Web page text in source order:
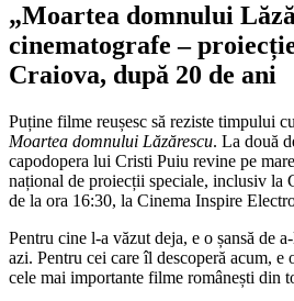
„Moartea domnului
cinematografe –
Craiova, după 20 de ani
Puține filme reușesc să reziste timpului
Moartea domnului Lăzărescu. La două
capodopera lui Cristi Puiu revine pe
național de proiecții speciale, inclusiv la
de la ora 16:30, la Cinema Inspire
Pentru cine l-a văzut deja, e o șansă de
azi. Pentru cei care îl descoperă acum,
cele mai importante filme românești din